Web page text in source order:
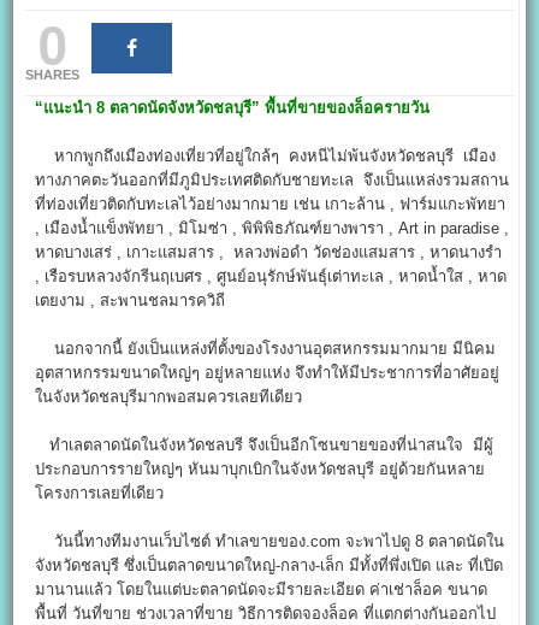
0
SHARES
“แนะนำ 8 ตลาดนัดจังหวัดชลบุรี” พื้นที่ขายของล็อครายวัน
หากพูกถึงเมืองท่องเที่ยวที่อยู่ใกล้ๆ คงหนีไม่พ้นจังหวัดชลบุรี เมือง
ทางภาคตะวันออกที่มีภูมิประเทศติดกับชายทะเล จึงเป็นแหล่งรวมสถาน
ที่ท่องเที่ยวติดกับทะเลไว้อย่างมากมาย เช่น เกาะล้าน , ฟาร์มแกะพัทยา
, เมืองน้ำแข็งพัทยา , มิโมซ่า , พิพิพิธภัณฑ์ยางพารา , Art in paradise ,
หาดบางเสร่ , เกาะแสมสาร , หลวงพ่อดำ วัดช่องแสมสาร , หาดนางรำ
, เรือรบหลวงจักรีนฤเบศร , ศูนย์อนุรักษ์พันธุ์เต่าทะเล , หาดน้ำใส , หาด
เตยงาม , สะพานชลมารควิถี
นอกจากนี้ ยังเป็นแหล่งที่ตั้งของโรงงานอุตสหกรรมมากมาย มีนิคม
อุตสาหกรรมขนาดใหญ่ๆ อยู่หลายแห่ง จึงทำให้มีประชาการที่อาศัยอยู่
ในจังหวัดชลบุรีมากพอสมควรเลยทีเดียว
ทำเลตลาดนัดในจังหวัดชลบรี จึงเป็นอีกโซนขายของที่น่าสนใจ มีผู้
ประกอบการรายใหญ่ๆ หันมาบุกเบิกในจังหวัดชลบุรี อยู่ด้วยกันหลาย
โครงการเลยที่เดียว
วันนี้ทางทีมงานเว็บไซต์ ทำเลขายของ.com จะพาไปดู 8 ตลาดนัดใน
จังหวัดชลบุรี ซึ่งเป็นตลาดขนาดใหญ่-กลาง-เล็ก มีทั้งที่พึ่งเปิด และ ที่เปิด
มานานแล้ว โดยในแต่บะตลาดนัดจะมีรายละเอียด ค่าเช่าล็อค ขนาด
พื้นที่ วันที่ขาย ช่วงเวลาที่ขาย วิธีการติดจองล็อค ที่แตกต่างกันออกไป